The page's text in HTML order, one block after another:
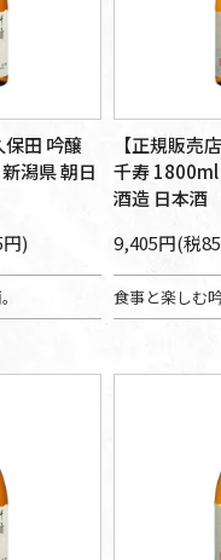
保田 吟醸
潟県 朝日
)
【正規販売
千寿 1800ml
酒造 日本酒
9,405円(税
食事と楽しむ吟